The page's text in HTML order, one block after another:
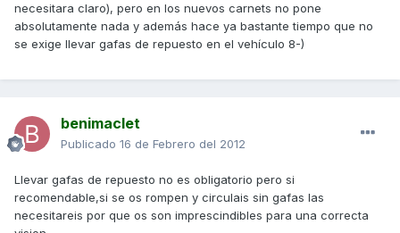
necesitara claro), pero en los nuevos carnets no pone
absolutamente nada y además hace ya bastante tiempo que no
se exige llevar gafas de repuesto en el vehículo 8-)
benimaclet
Publicado 16 de Febrero del 2012
Llevar gafas de repuesto no es obligatorio pero si
recomendable,si se os rompen y circulais sin gafas las
necesitareis por que os son imprescindibles para una correcta